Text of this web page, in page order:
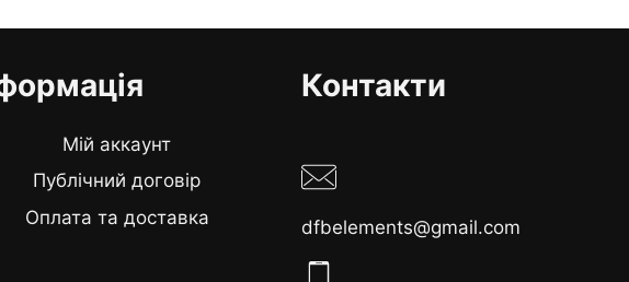
Мій аккаунт
Публічний договір
Оплата та доставка
Контакти
dfbelements@gmail.com